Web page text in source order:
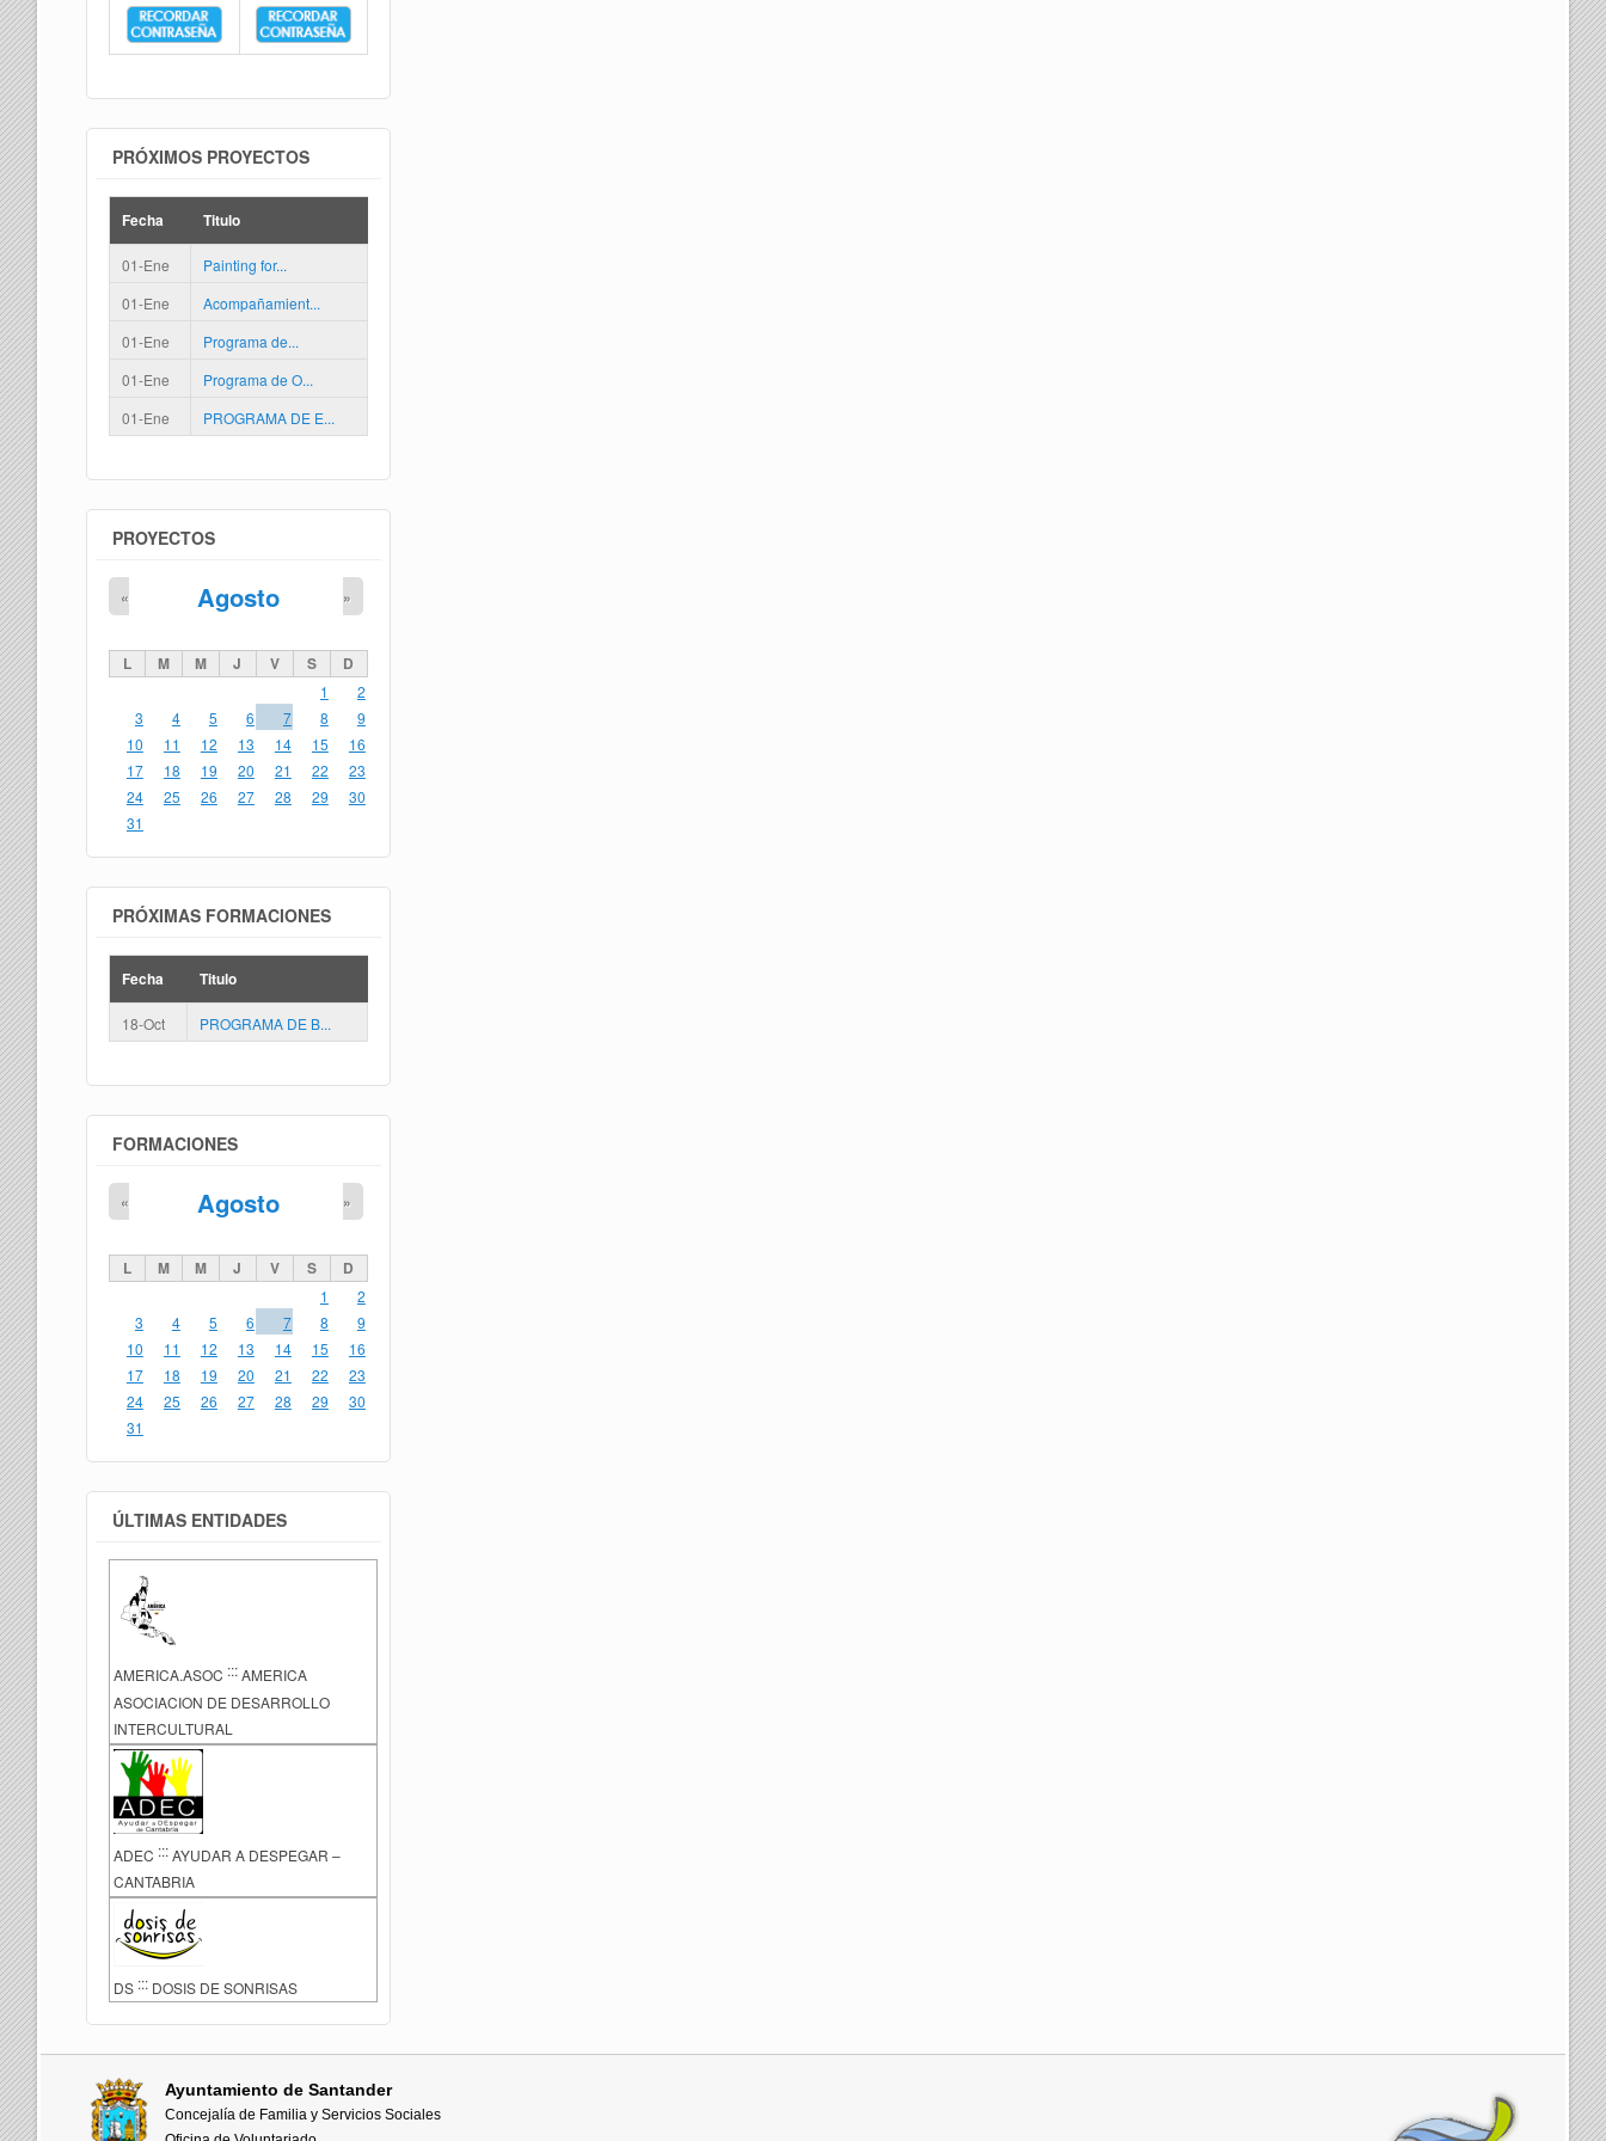
PRÓXIMOS PROYECTOS
Fecha Titulo
01-Ene
Painting for...
01-Ene
Acompañamient...
01-Ene
Programa de...
01-Ene
Programa de O...
01-Ene
PROGRAMA DE E...
PROYECTOS
Agosto
« »
L M M J V S D
1
2
3
4 5 6 7 8
9
10
11 12 13 14 15
16
17
18 19 20 21 22
23
24
25 26 27 28 29
30
31
PRÓXIMAS FORMACIONES
Fecha Titulo
18-Oct PROGRAMA DE B...
FORMACIONES
Agosto
« »
L M M J V S D
1
2
3
4 5 6 7 8
9
10
11 12 13 14 15
16
17
18 19 20 21 22
23
24
25 26 27 28 29
30
31
ÚLTIMAS ENTIDADES
AMERICA.ASOC :::AMERICA
ASOCIACION DE DESARROLLO
INTERCULTURAL
ADEC ::: AYUDAR A DESPEGAR –
CANTABRIA
DS ::: DOSIS DE SONRISAS
Ayuntamiento de Santander
Concejalía de Familia y Servicios Sociales